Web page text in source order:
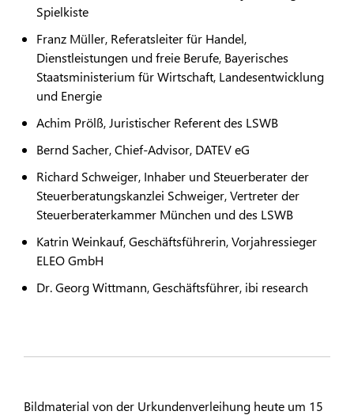
Spielkiste
Franz Müller, Referatsleiter für Handel,
Dienstleistungen und freie Berufe, Bayerisches
Staatsministerium für Wirtschaft, Landesentwicklung
und Energie
Achim Prölß, Juristischer Referent des LSWB
Bernd Sacher, Chief-Advisor, DATEV eG
Richard Schweiger, Inhaber und Steuerberater der
Steuerberatungskanzlei Schweiger, Vertreter der
Steuerberaterkammer München und des LSWB
Katrin Weinkauf, Geschäftsführerin, Vorjahressieger
ELEO GmbH
Dr. Georg Wittmann, Geschäftsführer, ibi research
Bildmaterial von der Urkundenverleihung heute um 15